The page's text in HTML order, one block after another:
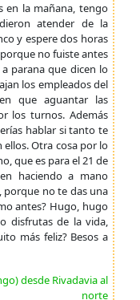
en la mañana, tengo
atender de la
y espere dos horas
no fuiste antes
parana que dicen lo
los empleados del
que aguantar las
los turnos. Además
hablar si tanto te
Otra cosa por lo
que es para el 21 de
haciendo a mano
no te das una
antes? Hugo, hugo
disfrutas de la vida,
más feliz? Besos a
desde Rivadavia al
norte